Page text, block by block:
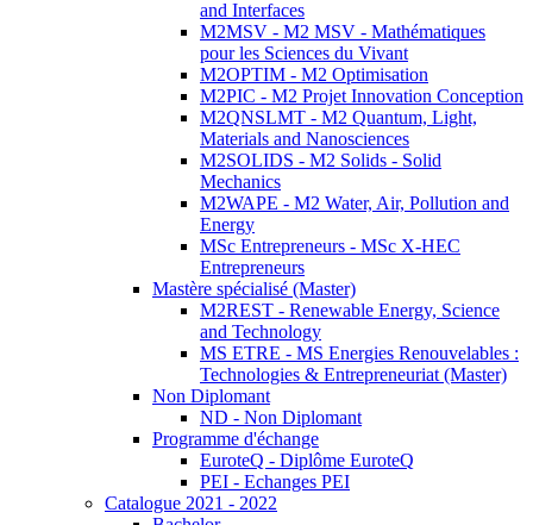
and Interfaces
M2MSV - M2 MSV - Mathématiques
pour les Sciences du Vivant
M2OPTIM - M2 Optimisation
M2PIC - M2 Projet Innovation Conception
M2QNSLMT - M2 Quantum, Light,
Materials and Nanosciences
M2SOLIDS - M2 Solids - Solid
Mechanics
M2WAPE - M2 Water, Air, Pollution and
Energy
MSc Entrepreneurs - MSc X-HEC
Entrepreneurs
Mastère spécialisé (Master)
M2REST - Renewable Energy, Science
and Technology
MS ETRE - MS Energies Renouvelables :
Technologies & Entrepreneuriat (Master)
Non Diplomant
ND - Non Diplomant
Programme d'échange
EuroteQ - Diplôme EuroteQ
PEI - Echanges PEI
Catalogue 2021 - 2022